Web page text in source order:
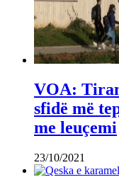
VOA:
sfidë më
me leuçemi
23/10/2021